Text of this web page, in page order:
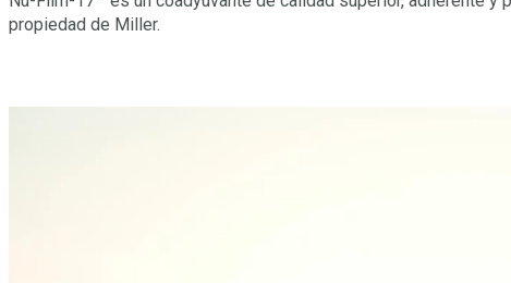
propiedad de Miller.